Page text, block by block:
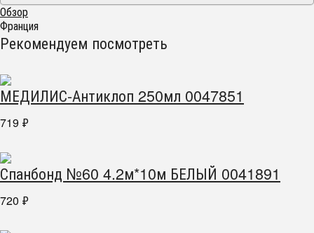
Обзор
Франция
Рекомендуем посмотреть
МЕДИЛИС-Антиклоп 250мл 0047851
719 ₽
Спанбонд №60 4.2м*10м БЕЛЫЙ 0041891
720 ₽